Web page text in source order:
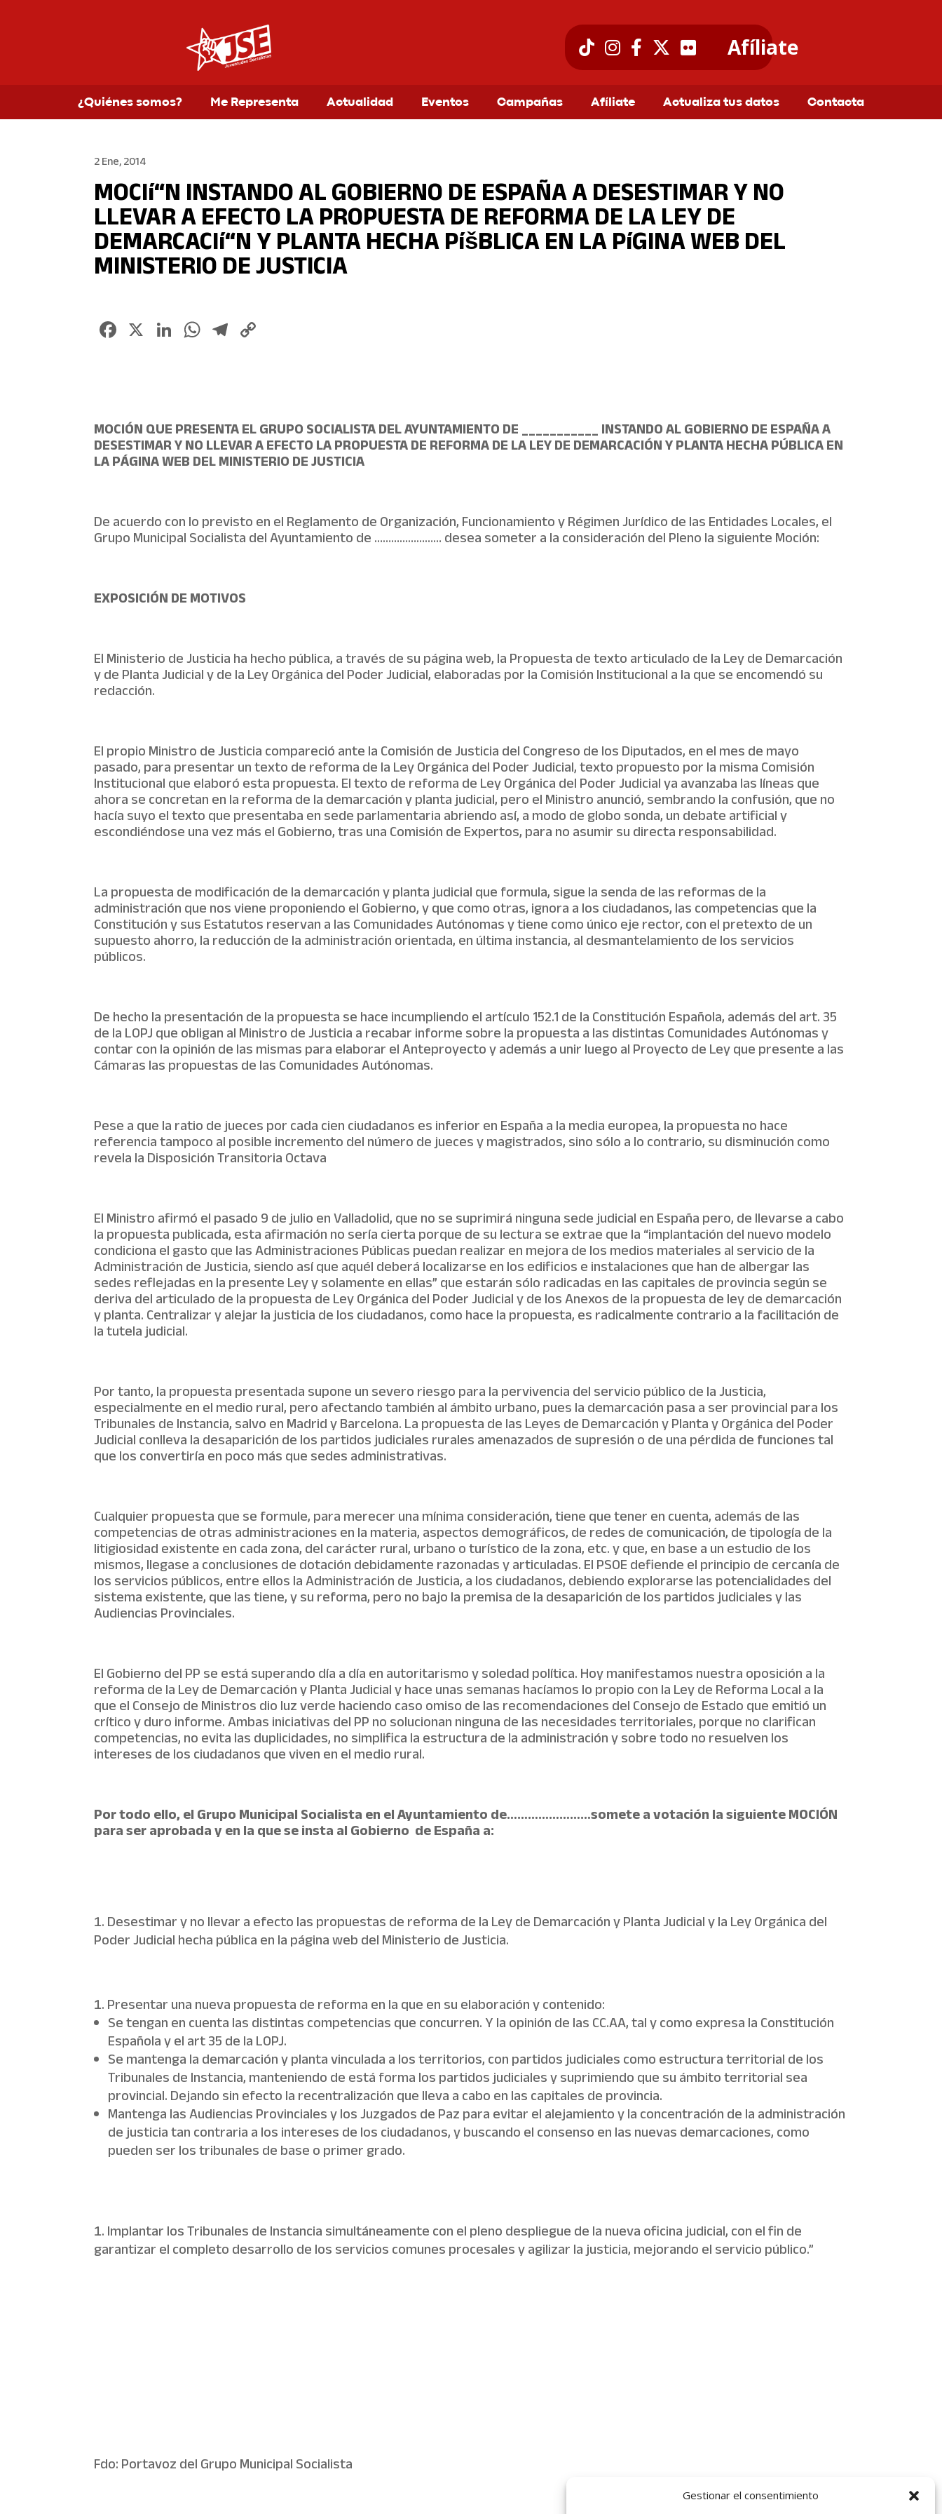
Gestionar el consentimiento
Afíliate
¿Quiénes somos? Me Representa Actualidad Eventos Campañas Afíliate Actualiza tus datos Contacta
2 Ene, 2014
MOCIí“N INSTANDO AL GOBIERNO DE ESPAÑA A DESESTIMAR Y NO
LLEVAR A EFECTO LA PROPUESTA DE REFORMA DE LA LEY DE
DEMARCACIí“N Y PLANTA HECHA PíšBLICA EN LA PíGINA WEB DEL
MINISTERIO DE JUSTICIA
Facebook
X LinkedIn
WhatsApp
Telegram
MOCIÓN QUE PRESENTA EL GRUPO SOCIALISTA DEL AYUNTAMIENTO DE ___________ INSTANDO AL GOBIERNO DE ESPAÑA A
DESESTIMAR Y NO LLEVAR A EFECTO LA PROPUESTA DE REFORMA DE LA LEY DE DEMARCACIÓN Y PLANTA HECHA PÚBLICA EN
LA PÁGINA WEB DEL MINISTERIO DE JUSTICIA
De acuerdo con lo previsto en el Reglamento de Organización, Funcionamiento y Régimen Jurídico de las Entidades Locales, el
Grupo Municipal Socialista del Ayuntamiento de …………………… desea someter a la consideración del Pleno la siguiente Moción:
EXPOSICIÓN DE MOTIVOS
El Ministerio de Justicia ha hecho pública, a través de su página web, la Propuesta de texto articulado de la Ley de Demarcación
y de Planta Judicial y de la Ley Orgánica del Poder Judicial, elaboradas por la Comisión Institucional a la que se encomendó su
redacción.
El propio Ministro de Justicia compareció ante la Comisión de Justicia del Congreso de los Diputados, en el mes de mayo
pasado, para presentar un texto de reforma de la Ley Orgánica del Poder Judicial, texto propuesto por la misma Comisión
Institucional que elaboró esta propuesta. El texto de reforma de Ley Orgánica del Poder Judicial ya avanzaba las líneas que
ahora se concretan en la reforma de la demarcación y planta judicial, pero el Ministro anunció, sembrando la confusión, que no
hacía suyo el texto que presentaba en sede parlamentaria abriendo así, a modo de globo sonda, un debate artificial y
escondiéndose una vez más el Gobierno, tras una Comisión de Expertos, para no asumir su directa responsabilidad.
La propuesta de modificación de la demarcación y planta judicial que formula, sigue la senda de las reformas de la
administración que nos viene proponiendo el Gobierno, y que como otras, ignora a los ciudadanos, las competencias que la
Constitución y sus Estatutos reservan a las Comunidades Autónomas y tiene como único eje rector, con el pretexto de un
supuesto ahorro, la reducción de la administración orientada, en última instancia, al desmantelamiento de los servicios
públicos.
De hecho la presentación de la propuesta se hace incumpliendo el artículo 152.1 de la Constitución Española, además del art. 35
de la LOPJ que obligan al Ministro de Justicia a recabar informe sobre la propuesta a las distintas Comunidades Autónomas y
contar con la opinión de las mismas para elaborar el Anteproyecto y además a unir luego al Proyecto de Ley que presente a las
Cámaras las propuestas de las Comunidades Autónomas.
Pese a que la ratio de jueces por cada cien ciudadanos es inferior en España a la media europea, la propuesta no hace
referencia tampoco al posible incremento del número de jueces y magistrados, sino sólo a lo contrario, su disminución como
revela la Disposición Transitoria Octava
El Ministro afirmó el pasado 9 de julio en Valladolid, que no se suprimirá ninguna sede judicial en España pero, de llevarse a cabo
la propuesta publicada, esta afirmación no sería cierta porque de su lectura se extrae que la “implantación del nuevo modelo
condiciona el gasto que las Administraciones Públicas puedan realizar en mejora de los medios materiales al servicio de la
Administración de Justicia, siendo así que aquél deberá localizarse en los edificios e instalaciones que han de albergar las
sedes reflejadas en la presente Ley y solamente en ellas” que estarán sólo radicadas en las capitales de provincia según se
deriva del articulado de la propuesta de Ley Orgánica del Poder Judicial y de los Anexos de la propuesta de ley de demarcación
y planta. Centralizar y alejar la justicia de los ciudadanos, como hace la propuesta, es radicalmente contrario a la facilitación de
la tutela judicial.
Por tanto, la propuesta presentada supone un severo riesgo para la pervivencia del servicio público de la Justicia,
especialmente en el medio rural, pero afectando también al ámbito urbano, pues la demarcación pasa a ser provincial para los
Tribunales de Instancia, salvo en Madrid y Barcelona. La propuesta de las Leyes de Demarcación y Planta y Orgánica del Poder
Judicial conlleva la desaparición de los partidos judiciales rurales amenazados de supresión o de una pérdida de funciones tal
que los convertiría en poco más que sedes administrativas.
Cualquier propuesta que se formule, para merecer una mínima consideración, tiene que tener en cuenta, además de las
competencias de otras administraciones en la materia, aspectos demográficos, de redes de comunicación, de tipología de la
litigiosidad existente en cada zona, del carácter rural, urbano o turístico de la zona, etc. y que, en base a un estudio de los
mismos, llegase a conclusiones de dotación debidamente razonadas y articuladas. El PSOE defiende el principio de cercanía de
los servicios públicos, entre ellos la Administración de Justicia, a los ciudadanos, debiendo explorarse las potencialidades del
sistema existente, que las tiene, y su reforma, pero no bajo la premisa de la desaparición de los partidos judiciales y las
Audiencias Provinciales.
El Gobierno del PP se está superando día a día en autoritarismo y soledad política. Hoy manifestamos nuestra oposición ala
reforma de la Ley de Demarcación y Planta Judicialy hace unas semanas hacíamos lo propio con laLey de Reforma Locala la
que el Consejo de Ministros dio luz verde haciendo caso omiso de las recomendaciones del Consejo de Estado que emitió un
crítico y duro informe. Ambas iniciativas del PP no solucionan ninguna de las necesidades territoriales, porque no clarifican
competencias, no evita las duplicidades, no simplifica la estructura de la administración y sobre todo no resuelven los
intereses de los ciudadanos que viven en el medio rural.
Por todo ello, el Grupo Municipal Socialista en el Ayuntamiento de……………………somete a votación la siguiente MOCIÓN
para ser aprobada y en la que se insta al Gobierno de España a:
Desestimar y no llevar a efecto las propuestas de reforma de la Ley de Demarcación y Planta Judicial y la Ley Orgánica del
Poder Judicial hecha pública en la página web del Ministerio de Justicia.
Presentar una nueva propuesta de reforma en la que en su elaboración y contenido:
Se tengan en cuenta las distintas competencias que concurren. Y la opinión de las CC.AA, tal y como expresa la Constitución
Española y el art 35 de la LOPJ.
Se mantenga la demarcación y planta vinculada a los territorios, con partidos judiciales como estructura territorial de los
Tribunales de Instancia, manteniendo de está forma los partidos judiciales y suprimiendo que su ámbito territorial sea
provincial. Dejando sin efecto la recentralización que lleva a cabo en las capitales de provincia.
Mantenga las Audiencias Provinciales y los Juzgados de Paz para evitar el alejamiento y la concentración de la administración
de justicia tan contraria a los intereses de los ciudadanos, y buscando el consenso en las nuevas demarcaciones, como
pueden ser los tribunales de base o primer grado.
Implantar los Tribunales de Instancia simultáneamente con el pleno despliegue de la nueva oficina judicial, con el fin de
garantizar el completo desarrollo de los servicios comunes procesales y agilizar la justicia, mejorando el servicio público.”
Fdo: Portavoz del Grupo Municipal Socialista